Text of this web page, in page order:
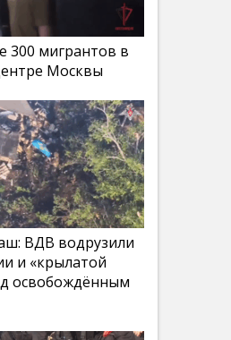
300 мигрантов в
Москвы
ВДВ водрузили
и «крылатой
освобождённым